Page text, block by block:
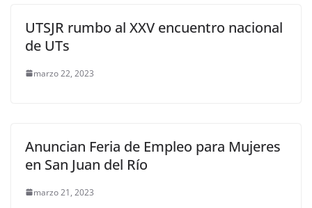
UTSJR rumbo al XXV encuentro nacional
de UTs
marzo 22, 2023
Anuncian Feria de Empleo para Mujeres
en San Juan del Río
marzo 21, 2023